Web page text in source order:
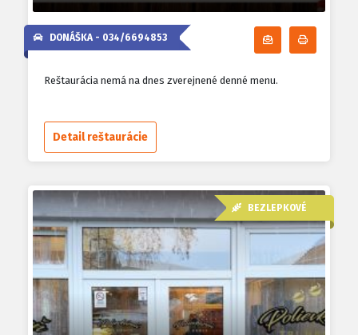
Odoberať
DONÁŠKA - 034/6694853
Reštaurácia nemá na dnes zverejnené denné menu.
Detail reštaurácie
BEZLEPKOVÉ